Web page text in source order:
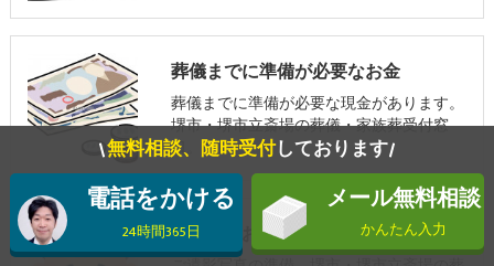
葬儀までに準備が必要なお金
葬儀までに準備が必要な現金があります。
堺市・堺市立斎場の葬儀・家族葬受付窓
口。3…
ご遺影のお写真を選ぶ
無料相談、随時受付しております
電話をかける
24時間365日
メール無料相談
かんたん入力